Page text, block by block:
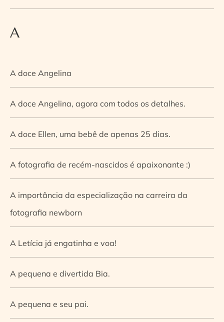
A
A doce Angelina
A doce Angelina, agora com todos os detalhes.
A doce Ellen, uma bebê de apenas 25 dias.
A fotografia de recém-nascidos é apaixonante :)
A importância da especialização na carreira da
fotografia newborn
A Letícia já engatinha e voa!
A pequena e divertida Bia.
A pequena e seu pai.